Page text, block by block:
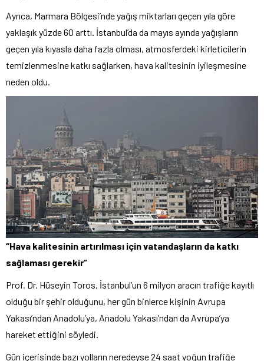
Ayrıca, Marmara Bölgesi’nde yağış miktarları geçen yıla göre
yaklaşık yüzde 60 arttı. İstanbul’da da mayıs ayında yağışların
geçen yıla kıyasla daha fazla olması, atmosferdeki kirleticilerin
temizlenmesine katkı sağlarken, hava kalitesinin iyileşmesine
neden oldu.
“Hava kalitesinin artırılması için vatandaşların da katkı
sağlaması gerekir”
Prof. Dr. Hüseyin Toros, İstanbul’un 6 milyon aracın trafiğe kayıtlı
olduğu bir şehir olduğunu, her gün binlerce kişinin Avrupa
Yakası’ndan Anadolu’ya, Anadolu Yakası’ndan da Avrupa’ya
hareket ettiğini söyledi.
Gün içerisinde bazı yolların neredeyse 24 saat yoğun trafiğe